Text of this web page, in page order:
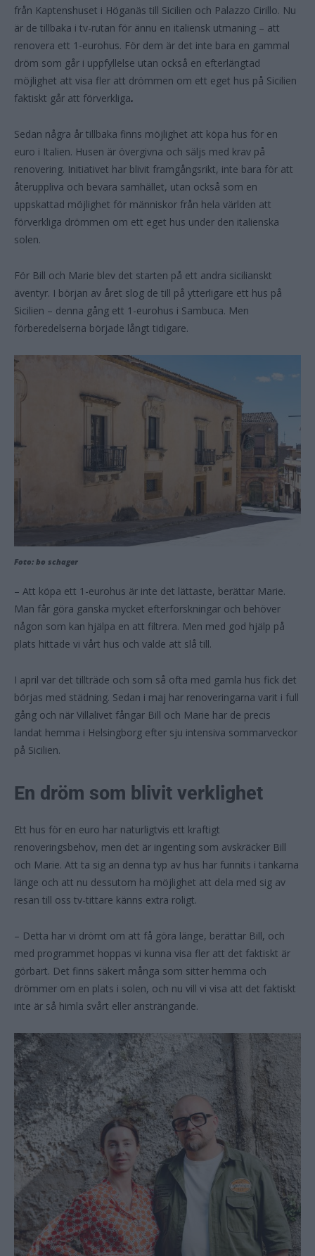
från Kaptenshuset i Höganäs till Sicilien och Palazzo Cirillo. Nu
är de tillbaka i tv-rutan för ännu en italiensk utmaning – att
renovera ett 1-eurohus. För dem är det inte bara en gammal
dröm som går i uppfyllelse utan också en efterlängtad
möjlighet att visa fler att drömmen om ett eget hus på Sicilien
faktiskt går att förverkliga.
Sedan några år tillbaka finns möjlighet att köpa hus för en
euro i Italien. Husen är övergivna och säljs med krav på
renovering. Initiativet har blivit framgångsrikt, inte bara för att
återuppliva och bevara samhället, utan också som en
uppskattad möjlighet för människor från hela världen att
förverkliga drömmen om ett eget hus under den italienska
solen.
För Bill och Marie blev det starten på ett andra sicilianskt
äventyr. I början av året slog de till på ytterligare ett hus på
Sicilien – denna gång ett 1-eurohus i Sambuca. Men
förberedelserna började långt tidigare.
Foto: bo schager
– Att köpa ett 1-eurohus är inte det lättaste, berättar Marie.
Man får göra ganska mycket efterforskningar och behöver
någon som kan hjälpa en att filtrera. Men med god hjälp på
plats hittade vi vårt hus och valde att slå till.
I april var det tillträde och som så ofta med gamla hus fick det
börjas med städning. Sedan i maj har renoveringarna varit i full
gång och när Villalivet fångar Bill och Marie har de precis
landat hemma i Helsingborg efter sju intensiva sommarveckor
på Sicilien.
En dröm som blivit verklighet
Ett hus för en euro har naturligtvis ett kraftigt
renoveringsbehov, men det är ingenting som avskräcker Bill
och Marie. Att ta sig an denna typ av hus har funnits i tankarna
länge och att nu dessutom ha möjlighet att dela med sig av
resan till oss tv-tittare känns extra roligt.
– Detta har vi drömt om att få göra länge, berättar Bill, och
med programmet hoppas vi kunna visa fler att det faktiskt är
görbart. Det finns säkert många som sitter hemma och
drömmer om en plats i solen, och nu vill vi visa att det faktiskt
inte är så himla svårt eller ansträngande.